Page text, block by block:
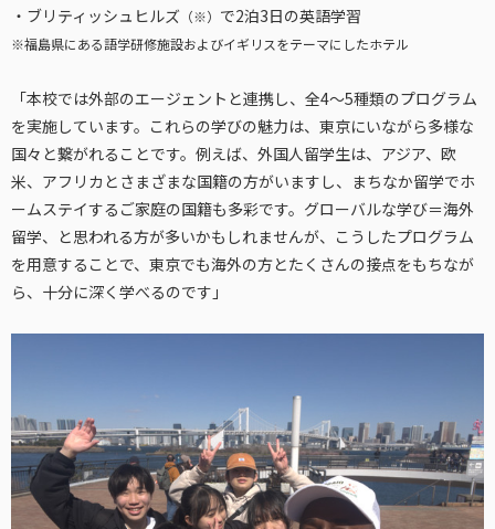
・ブリティッシュヒルズ （※） で2泊3日の英語学習
※福島県にある語学研修施設およびイギリスをテーマにしたホテル
「本校では外部のエージェントと連携し、全4～5種類のプログラム
を実施しています。これらの学びの魅力は、東京にいながら多様な
国々と繋がれることです。例えば、外国人留学生は、アジア、欧
米、アフリカとさまざまな国籍の方がいますし、まちなか留学でホ
ームステイするご家庭の国籍も多彩です。グローバルな学び＝海外
留学、と思われる方が多いかもしれませんが、こうしたプログラム
を用意することで、東京でも海外の方とたくさんの接点をもちなが
ら、十分に深く学べるのです」